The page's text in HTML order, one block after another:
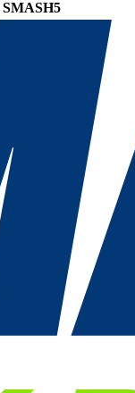
SMASH5